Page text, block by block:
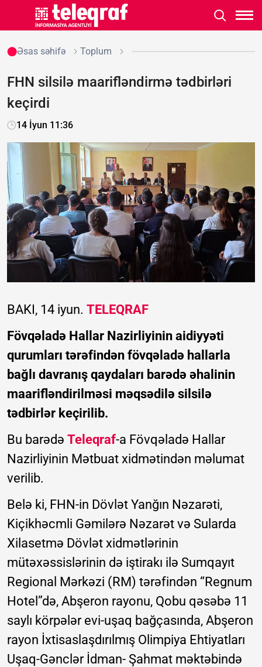
Əsas səhifə Toplum
FHN silsilə maarifləndirmə tədbirləri
keçirdi
14 İyun 11:36
BAKI, 14 iyun. TELEQRAF
Fövqəladə Hallar Nazirliyinin aidiyyəti
qurumları tərəfindən fövqəladə hallarla
bağlı davranış qaydaları barədə əhalinin
maarifləndirilməsi məqsədilə silsilə
tədbirlər keçirilib.
Bu barədə Teleqraf-a Fövqəladə Hallar
Nazirliyinin Mətbuat xidmətindən məlumat
verilib.
Belə ki, FHN-in Dövlət Yanğın Nəzarəti,
Kiçikhəcmli Gəmilərə Nəzarət və Sularda
Xilasetmə Dövlət xidmətlərinin
mütəxəssislərinin də iştirakı ilə Sumqayıt
Regional Mərkəzi (RM) tərəfindən “Regnum
Hotel”də, Abşeron rayonu, Qobu qəsəbə 11
saylı körpələr evi-uşaq bağçasında, Abşeron
rayon İxtisaslaşdırılmış Olimpiya Ehtiyatları
Uşaq-Gənclər İdman- Şahmat məktəbində